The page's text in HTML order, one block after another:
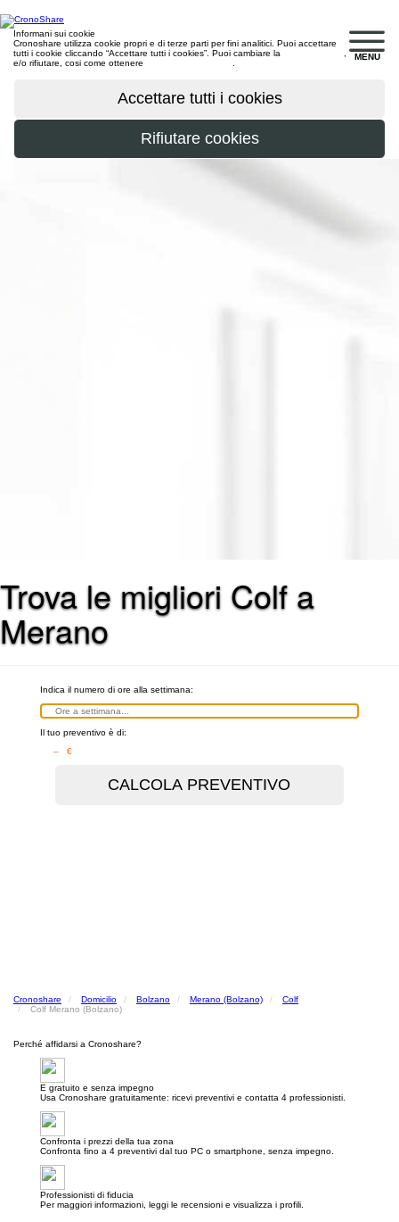
MENU
Informani sui cookie
Cronoshare utilizza cookie propri e di terze parti per fini analitici. Puoi accettare
tutti i cookie cliccando “Accettare tutti i cookies”. Puoi cambiare la
e/o rifiutare, cosi come ottenere
Trova le migliori Colf a
Merano
Indica il numero di ore alla settimana:
Il tuo preventivo è di:
– €
Cronoshare Domicilio Bolzano Merano (Bolzano)
Colf
Colf Merano (Bolzano)
Perché affidarsi a Cronoshare?
E gratuito e senza impegno
Usa Cronoshare gratuitamente: ricevi preventivi e contatta 4 professionisti.
Confronta i prezzi della tua zona
Confronta fino a 4 preventivi dal tuo PC o smartphone, senza impegno.
Professionisti di fiducia
Per maggiori informazioni, leggi le recensioni e visualizza i profili.